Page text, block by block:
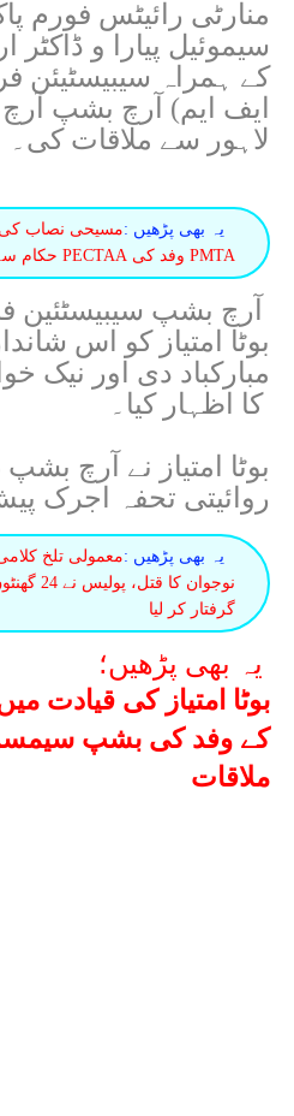
منارٹی رائیٹس فورم
سیموئیل پیارا و
کے ہمراہ سیبیسٹیئن
ایف ایم) آرچ بشپ
لاہور سے ملاقات کی۔
یہ بھی پڑھیں :مسیحی نصاب کی
PMTA وفد کی PECTAA حکام سے اہم ملاقات
آرچ بشپ
بوٹا امتیاز کو اس
مبارکباد دی اور نیک
کا اظہار کیا۔
بوٹا امتیاز نے آرچ
روائیتی تحفہ اجرک
یہ بھی پڑھیں :معمولی تلخ
نوجوان کا
گرفتار کر لیا
یہ بھی پڑھیں؛
بوٹا امتیاز کی قیادت
کے وفد کی بشپ
ملاقات